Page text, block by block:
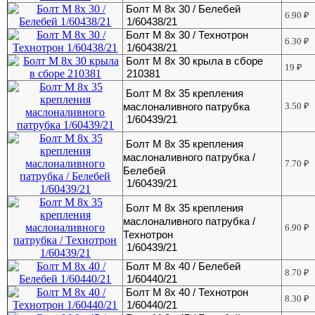
Болт М 8х 30 / Белебей
1/60438/21
6.90₽
Болт М 8х 30 / Технотрон
1/60438/21
6.30₽
Болт М 8х 30 крыла в сборе
210381
19₽
Болт М 8х 35 крепления
маслоналивного патрубка
1/60439/21
3.50₽
Болт М 8х 35 крепления
маслоналивного патрубка /
Белебей
1/60439/21
7.70₽
Болт М 8х 35 крепления
маслоналивного патрубка /
Технотрон
1/60439/21
6.90₽
Болт М 8х 40 / Белебей
1/60440/21
8.70₽
Болт М 8х 40 / Технотрон
1/60440/21
8.30₽